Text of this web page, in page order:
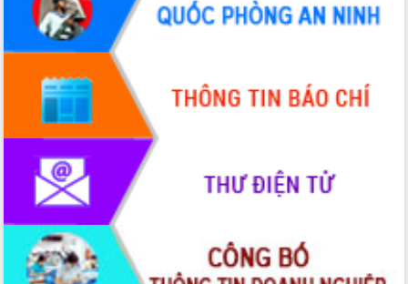
Chuyển đổi số thư viện: Mở rộng
không gian tri thức trong thời đại số
Đánh giá, rút kinh nghiệm công tác tổ
chức diễn tập trước ngày bầu cử
Chương trình “Gặp gỡ hữu nghị –
Friendship Meeting New Year 2026”
Bầu cử Quốc hội và HĐND: Cử tri Đắk
Lắk gửi gắm niềm tin, kỳ vọng vào lá
phiếu
Đắk Lắk sẵn sàng các điều kiện cho
Ngày hội bầu cử đại biểu Quốc hội
khóa XVI và HĐND các cấp nhiệm kỳ
2026-2031
Đảm bảo cuộc bầu cử đại biểu Quốc